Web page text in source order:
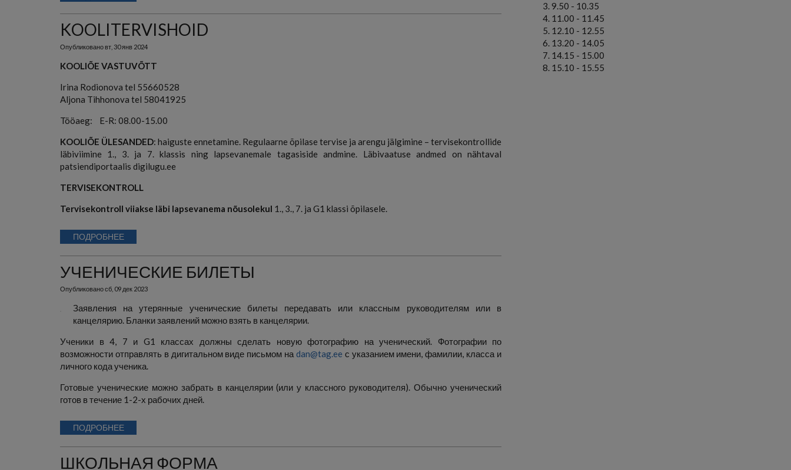
KOOLITERVISHOID
Опубликовановт, 30 янв 2024
KOOLIÕE VASTUVÕTT
Irina Rodionova tel 55660528
Aljona Tihhonova tel 58041925
Tööaeg: E-R: 08.00-15.00
KOOLIÕE ÜLESANDED: haiguste ennetamine. Regulaarne õpilase tervise ja arengu jälgimine – tervisekontrollide
läbiviimine 1., 3. ja 7. klassis ning lapsevanemale tagasiside andmine. Läbivaatuse andmed on nähtaval
patsiendiportaalis digilugu.ee
TERVISEKONTROLL
Tervisekontroll viiakse läbi lapsevanema nõusolekul 1., 3., 7. ja G1 klassi õpilasele.
ПОДРОБНЕЕ
УЧЕНИЧЕСКИЕ БИЛЕТЫ
Опубликованосб, 09 дек 2023
Заявления на утерянные ученические билеты передавать или классным руководителям или в
канцелярию. Бланки заявлений можно взять в канцелярии.
Ученики в 4, 7 и G1 классах должны сделать новую фотографию на ученический. Фотографии по
возможности отправлять в дигитальном виде письмом на dan@tag.ee с указанием имени, фамилии, класса и
личного кода ученика.
Готовые ученические можно забрать в канцелярии (или у классного руководителя). Обычно ученический
готов в течение 1-2-х рабочих дней.
ПОДРОБНЕЕ
ШКОЛЬНАЯ ФОРМА
9.50 - 10.35
11.00 - 11.45
12.10 - 12.55
13.20 - 14.05
14.15 - 15.00
15.10 - 15.55